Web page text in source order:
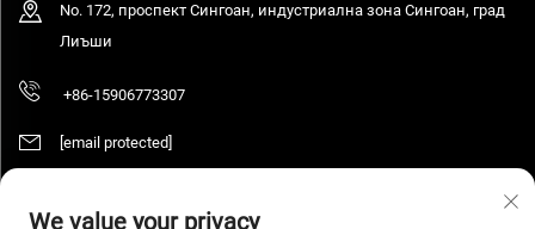
No. 172, проспект Сингоан, индустриална зона Сингоан, град
Лиъши
+86-15906773307
[email protected]
We value your privacy